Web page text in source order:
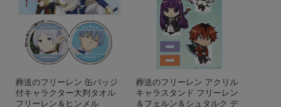
葬送のフリーレン 缶バッジ
付キャラクター大判タオル
フリーレン＆ヒンメル
葬送のフリーレン アクリル
キャラスタンド フリーレン
＆フェルン＆シュタルク デ